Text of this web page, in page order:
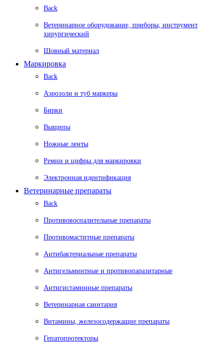
Back
Ветеринарное оборудование, приборы, инструмент
хирургический
Шовный материал
Маркировка
Back
Аэрозоли и туб маркеры
Бирки
Выщипы
Ножные ленты
Ремни и цифры для маркировки
Электронная идентификация
Ветеринарные препараты
Back
Противовоспалительные препараты
Противомаститные препараты
Антибактериальные препараты
Антигельминтные и противопаразитарные
Антигистаминные препараты
Ветеринарная санитария
Витамины, железосодержащие препараты
Гепатопротекторы